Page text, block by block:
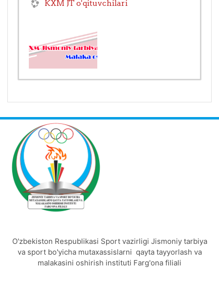
KXM JT o'qituvchilari
O'zbekiston Respublikasi Sport vazirligi Jismoniy tarbiya
va sport bo'yicha mutaxassislarni qayta tayyorlash va
malakasini oshirish instituti Farg'ona filiali